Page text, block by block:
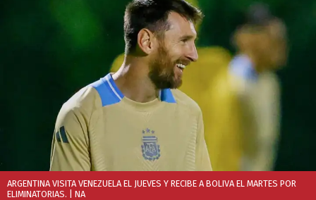
ARGENTINA VISITA VENEZUELA EL JUEVES Y RECIBE A BOLIVA EL MARTES POR
ELIMINATORIAS.
| NA